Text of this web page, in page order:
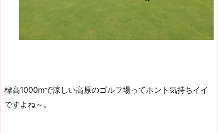
標高1000mで涼しい高原のゴルフ場ってホント気持ちイイ
ですよね～。